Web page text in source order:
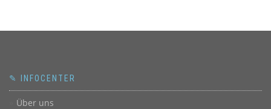
✎ INFOCENTER
Über uns